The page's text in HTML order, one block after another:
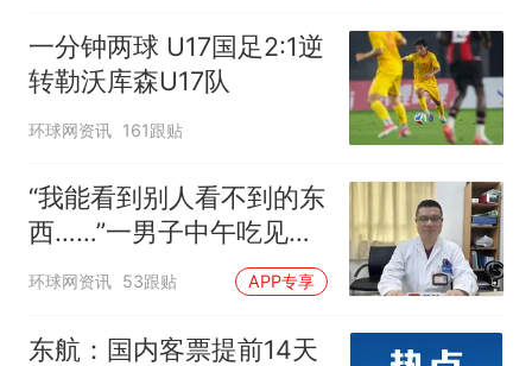
一分钟两球 U17国足2:1逆
转勒沃库森U17队
环球网资讯 161跟贴
“我能看到别人看不到的东
西……”一男子中午吃见手
青没事，晚上再吃却出现
环球网资讯 53跟贴 APP专享
东航：国内客票提前14天